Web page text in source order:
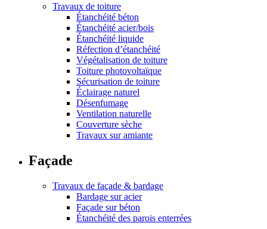
Travaux de toiture
Étanchéité béton
Étanchéité acier/bois
Étanchéité liquide
Réfection d’étanchéité
Végétalisation de toiture
Toiture photovoltaïque
Sécurisation de toiture
Éclairage naturel
Désenfumage
Ventilation naturelle
Couverture sèche
Travaux sur amiante
Façade
Travaux de façade & bardage
Bardage sur acier
Façade sur béton
Étanchéité des parois enterrées